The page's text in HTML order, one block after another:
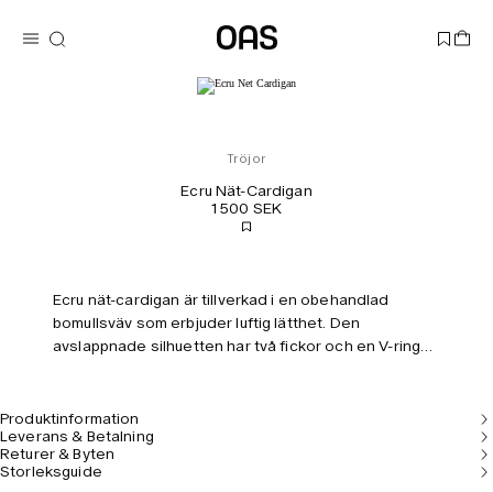
Tröjor
Ecru Nät-Cardigan
1 500 SEK
Ecru nät-cardigan är tillverkad i en obehandlad
bomullsväv som erbjuder luftig lätthet. Den
avslappnade silhuetten har två fickor och en V-ringad
Produktinformation
Leverans & Betalning
Returer & Byten
Storleksguide